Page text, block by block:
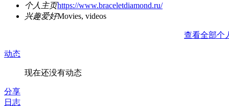
个人主页https://www.braceletdiamond.ru/
兴趣爱好Movies, videos
查看全部个
动态
现在还没有动态
分享
日志